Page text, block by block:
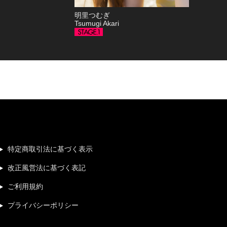
明里つむぎ
Tsumugi Akari
特定商取引法に基づく表示
改正風営法に基づく表記
ご利用規約
プライバシーポリシー